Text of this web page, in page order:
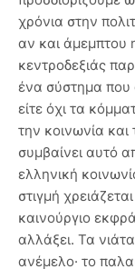
χρόνια στην
αν και άμεμπτου
κεντροδεξιάς
ένα σύστημα που
είτε όχι τα
την κοινωνία και
συμβαίνει αυτό
ελληνική
στιγμή
καινούργιο
αλλάξει. Τα
ανέμελο· το